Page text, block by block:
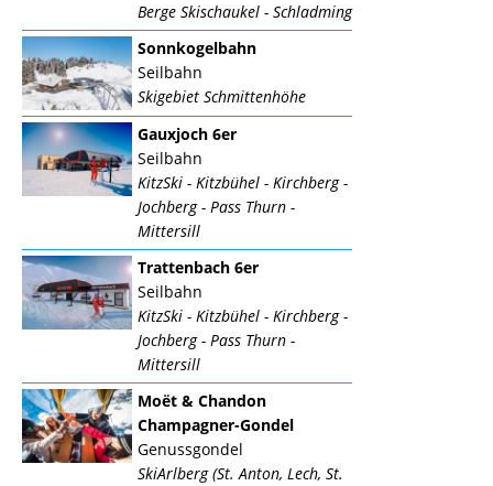
Berge Skischaukel - Schladming
Sonnkogelbahn
Seilbahn
Skigebiet Schmittenhöhe
Gauxjoch 6er
Seilbahn
KitzSki - Kitzbühel - Kirchberg -
Jochberg - Pass Thurn -
Mittersill
Trattenbach 6er
Seilbahn
KitzSki - Kitzbühel - Kirchberg -
Jochberg - Pass Thurn -
Mittersill
Moët & Chandon
Champagner-Gondel
Genussgondel
SkiArlberg (St. Anton, Lech, St.